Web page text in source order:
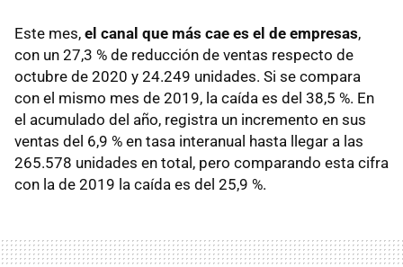
Este mes, el canal que más cae es el de empresas,
con un 27,3 % de reducción de ventas respecto de
octubre de 2020 y 24.249 unidades. Si se compara
con el mismo mes de 2019, la caída es del 38,5 %. En
el acumulado del año, registra un incremento en sus
ventas del 6,9 % en tasa interanual hasta llegar a las
265.578 unidades en total, pero comparando esta cifra
con la de 2019 la caída es del 25,9 %.